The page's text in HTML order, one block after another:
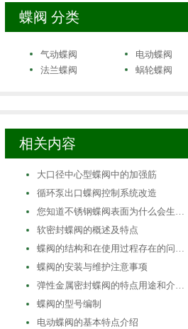
蝶阀 分类
气动蝶阀 电动蝶阀
法兰蝶阀
蜗轮蝶阀
相关内容
大口径中心型蝶阀中的加强筋
循环泵出口蝶阀控制系统改造
您知道不锈钢蝶阀表面为什么会生…
软密封蝶阀的概述及特点
蝶阀的结构和在使用过程存在的问…
蝶阀的安装与维护注意事项
弹性金属密封蝶阀的特点用途和介…
蝶阀的型号编制
电动蝶阀的基本特点介绍